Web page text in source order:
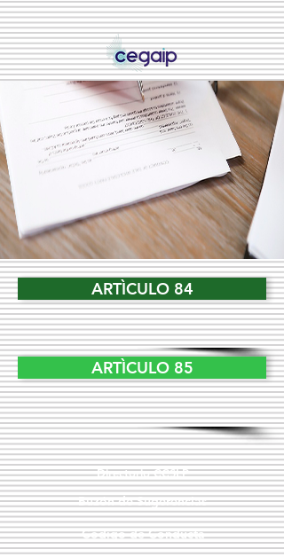
ARTÌCULO 84
ARTÌCULO 85
Directorio CCSLP
Buzón de Sugerencias
Código de Conducta